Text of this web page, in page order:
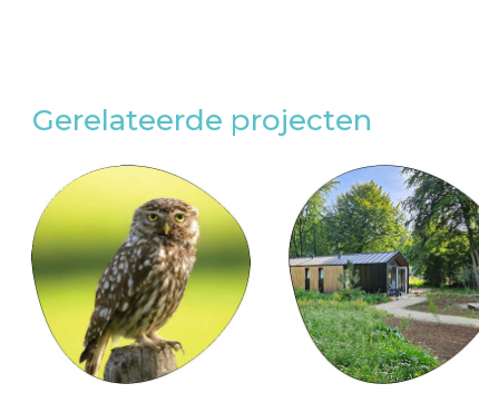
Gerelateerde projecten